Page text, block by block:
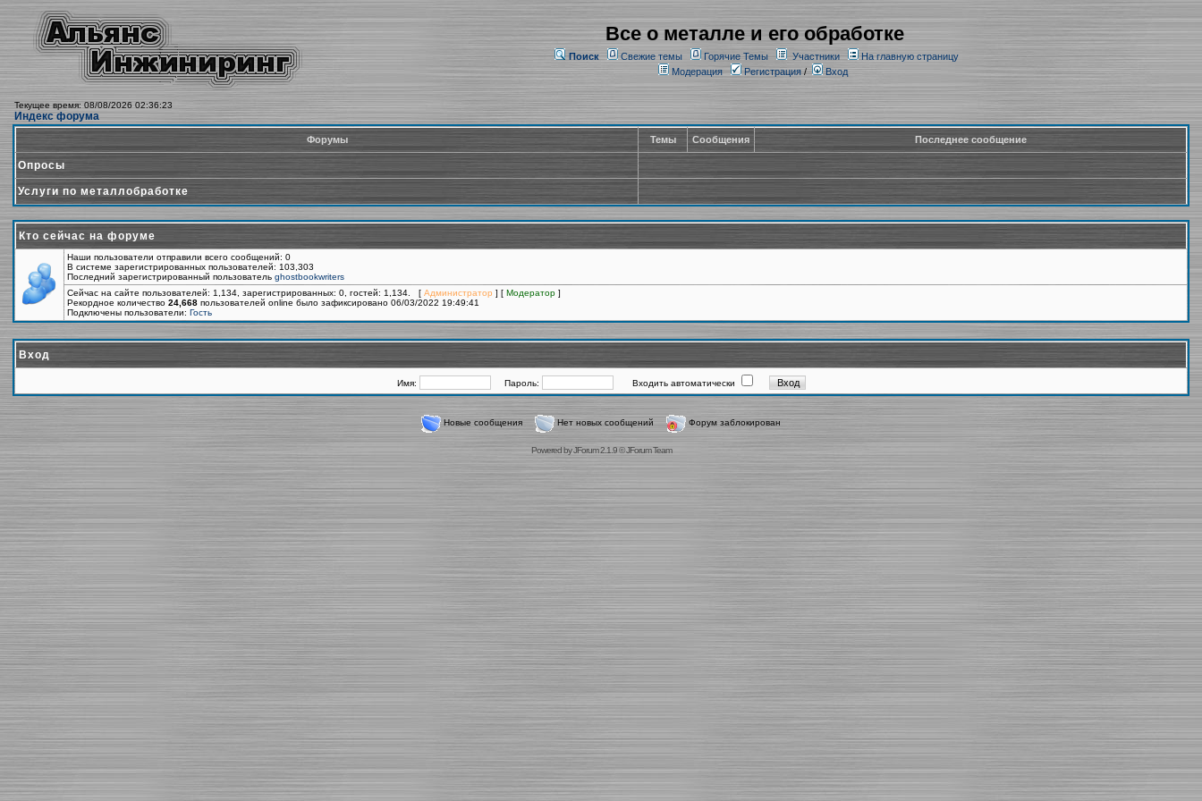
Все о металле и его обработке
Поиск Свежие темы Горячие Темы Участники
На главную страницу
Модерация
Регистрация/ Вход
Текущее время: 08/08/2026 02:36:23
Индекс форума
Форумы Темы Сообщения Последнее сообщение
Опросы
Услуги по металлобработке
Кто сейчас на форуме
Наши пользователи отправили всего сообщений: 0
В системе зарегистрированных пользователей: 103,303
Последний зарегистрированный пользователь ghostbookwriters
Сейчас на сайте пользователей: 1,134, зарегистрированных: 0, гостей: 1,134. [ Администратор ] [ Модератор ]
Рекордное количество 24,668 пользователей online было зафиксировано 06/03/2022 19:49:41
Подключены пользователи: Гость
Вход
Имя: Пароль: Входить автоматически
Новые сообщения Нет новых сообщений Форум заблокирован
Powered byJForum 2.1.9©JForum Team